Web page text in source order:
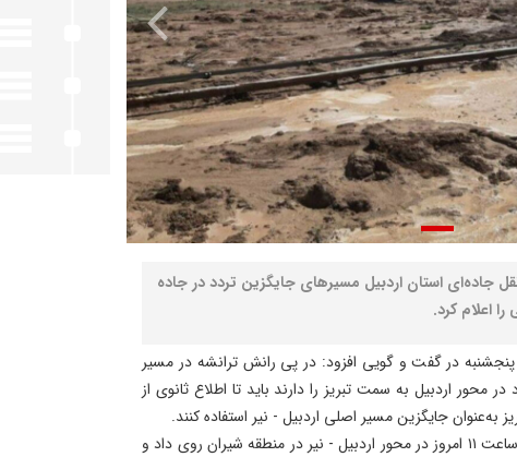
جاده‌ای استان اردبیل مسیرهای جایگزین تردد در جاده
اعلام کرد.
پنجشنبه در گفت و گویی افزود: در پی رانش ترانشه در مسیر
محور اردبیل به سمت تبریز را دارند باید تا اطلاع ثانوی از
به‌عنوان جایگزین مسیر اصلی اردبیل - نیر استفاده کنند.
وی ادامه داد: مرحله اول این رانش ساعت ۱۱ امروز در محور اردبیل - نیر در منطقه شیران روی داد و